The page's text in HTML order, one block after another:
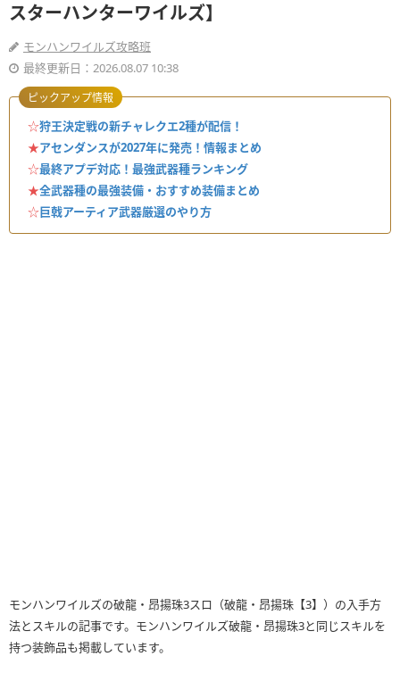
スターハンターワイルズ】
モンハンワイルズ攻略班
最終更新日：2026.08.07 10:38
☆狩王決定戦の新チャレクエ2種が配信！
★アセンダンスが2027年に発売！情報まとめ
☆最終アプデ対応！最強武器種ランキング
★全武器種の最強装備・おすすめ装備まとめ
☆巨戟アーティア武器厳選のやり方
ピックアップ情報
モンハンワイルズの破龍・昂揚珠3スロ（破龍・昂揚珠【3】）の入手方
法とスキルの記事です。モンハンワイルズ破龍・昂揚珠3と同じスキルを
持つ装飾品も掲載しています。